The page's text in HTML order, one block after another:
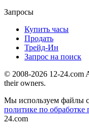
Запросы
Купить часы
Продать
Трейд-Ин
Запрос на поиск
© 2008-2026 12-24.com
their owners.
Мы используем файлы
политике по
24.com